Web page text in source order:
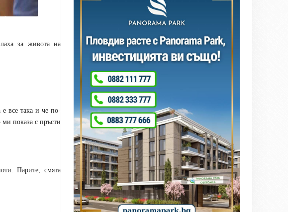
за живота на
все така и че по-
показа с пръсти
Парите, смята